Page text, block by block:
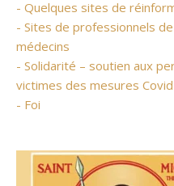
- Quelques sites de
- Sites de professionnels
médecins
- Solidarité – soutien aux
victimes des mesures Covid
- Foi